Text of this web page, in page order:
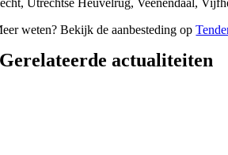
Utrechtse Heuvelrug, Veenendaal,
weten? Bekijk de aanbesteding op
Gerelateerde actualiteiten